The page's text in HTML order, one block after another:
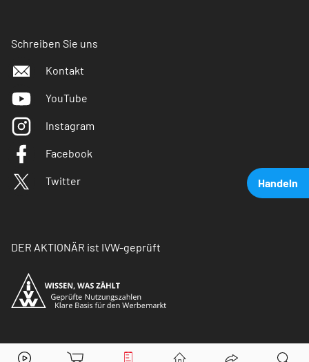
Handeln
Schreiben Sie uns
Kontakt
YouTube
Instagram
Facebook
Twitter
DER AKTIONÄR ist IVW-geprüft